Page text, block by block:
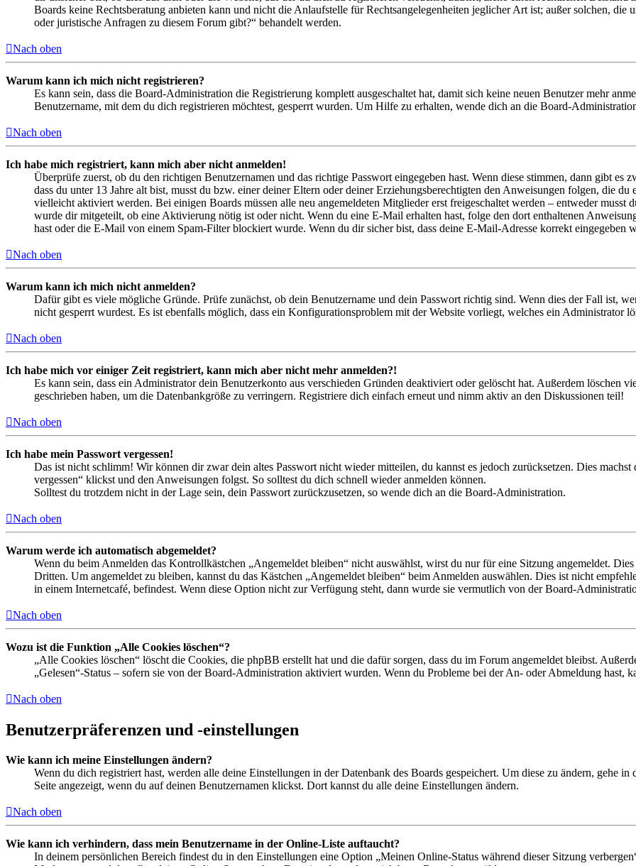
Boards keine Rechtsberatung anbieten kann und nicht die Anlaufstelle für Rechtsangelegenheiten jeglicher Art ist; außer solchen,
oder juristische Anfragen zu diesem Forum gibt?“ behandelt werden.
Nach oben
Warum kann ich mich nicht registrieren?
Es kann sein, dass die Board-Administration die Registrierung komplett ausgeschaltet hat, damit sich keine neuen Benutzer mehr
Benutzername, mit dem du dich registrieren möchtest, gesperrt wurden. Um Hilfe zu erhalten, wende dich an die Board-
Nach oben
Ich habe mich registriert, kann mich aber nicht anmelden!
Überprüfe zuerst, ob du den richtigen Benutzernamen und das richtige Passwort eingegeben hast. Wenn diese stimmen, dann gibt es
dass du unter 13 Jahre alt bist, musst du bzw. einer deiner Eltern oder deiner Erziehungsberechtigten den Anweisungen folgen, die
vielleicht aktiviert werden. Bei einigen Boards müssen alle neu angemeldeten Mitglieder erst freigeschaltet werden – entweder musst
wurde dir mitgeteilt, ob eine Aktivierung nötig ist oder nicht. Wenn du eine E-Mail erhalten hast, folge den dort enthaltenen
hast oder die E-Mail von einem Spam-Filter blockiert wurde. Wenn du dir sicher bist, dass deine E-Mail-Adresse korrekt eingegeben
Nach oben
Warum kann ich mich nicht anmelden?
Dafür gibt es viele mögliche Gründe. Prüfe zunächst, ob dein Benutzername und dein Passwort richtig sind. Wenn dies der Fall ist,
nicht gesperrt wurdest. Es ist ebenfalls möglich, dass ein Konfigurationsproblem mit der Website vorliegt, welches ein Administrator
Nach oben
Ich habe mich vor einiger Zeit registriert, kann mich aber nicht mehr anmelden?!
Es kann sein, dass ein Administrator dein Benutzerkonto aus verschieden Gründen deaktiviert oder gelöscht hat. Außerdem löschen
geschrieben haben, um die Datenbankgröße zu verringern. Registriere dich einfach erneut und nimm aktiv an den Diskussionen teil!
Nach oben
Ich habe mein Passwort vergessen!
Das ist nicht schlimm! Wir können dir zwar dein altes Passwort nicht wieder mitteilen, du kannst es jedoch zurücksetzen. Dies
vergessen“ klickst und den Anweisungen folgst. So solltest du dich schnell wieder anmelden können.
Solltest du trotzdem nicht in der Lage sein, dein Passwort zurückzusetzen, so wende dich an die Board-Administration.
Nach oben
Warum werde ich automatisch abgemeldet?
Wenn du beim Anmelden das Kontrollkästchen „Angemeldet bleiben“ nicht auswählst, wirst du nur für eine Sitzung angemeldet.
Dritten. Um angemeldet zu bleiben, kannst du das Kästchen „Angemeldet bleiben“ beim Anmelden auswählen. Dies ist nicht
in einem Internetcafé, befindest. Wenn diese Option nicht zur Verfügung steht, dann wurde sie vermutlich von der Board-
Nach oben
Wozu ist die Funktion „Alle Cookies löschen“?
„Alle Cookies löschen“ löscht die Cookies, die phpBB erstellt hat und die dafür sorgen, dass du im Forum angemeldet bleibst.
„Gelesen“-Status – sofern sie von der Board-Administration aktiviert wurden. Wenn du Probleme bei der An- oder Abmeldung hast,
Nach oben
Benutzerpräferenzen und -einstellungen
Wie kann ich meine Einstellungen ändern?
Wenn du dich registriert hast, werden alle deine Einstellungen in der Datenbank des Boards gespeichert. Um diese zu ändern, gehe
Seite angezeigt, wenn du auf deinen Benutzernamen klickst. Dort kannst du alle deine Einstellungen ändern.
Nach oben
Wie kann ich verhindern, dass mein Benutzername in der Online-Liste auftaucht?
In deinem persönlichen Bereich findest du in den Einstellungen eine Option „Meinen Online-Status während dieser Sitzung